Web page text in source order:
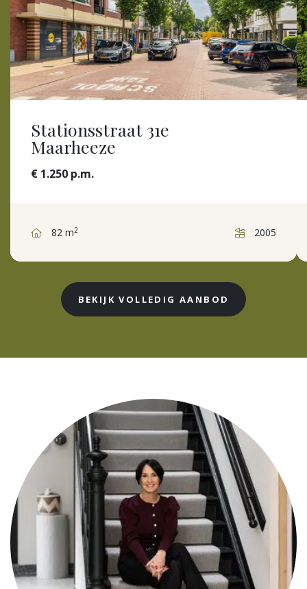
Stationsstraat 31e
Maarheeze
€ 1.250 p.m.
82 m2 2005
BEKIJK VOLLEDIG AANBOD